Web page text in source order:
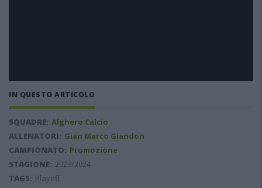
IN QUESTO ARTICOLO
SQUADRE: Alghero Calcio
ALLENATORI: Gian Marco Giandon
CAMPIONATO: Promozione
STAGIONE: 2023/2024
TAGS: Playoff